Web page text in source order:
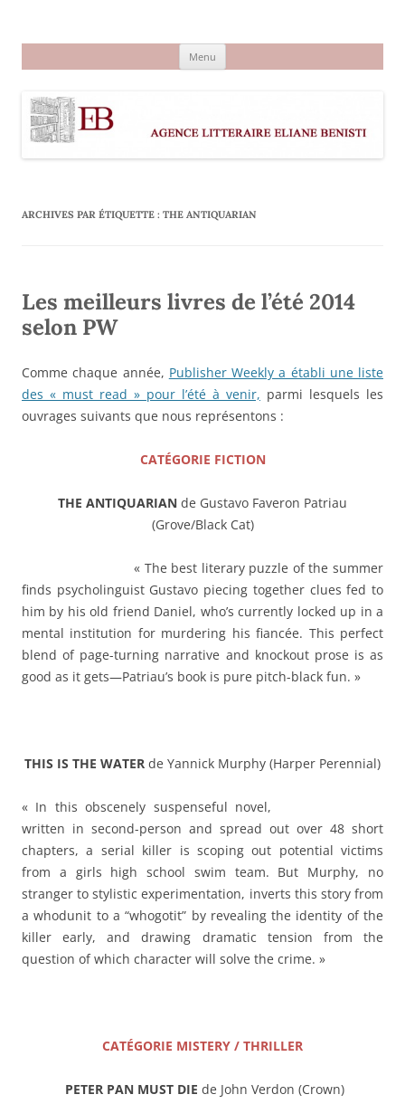
Menu
ARCHIVES PAR ÉTIQUETTE : THE ANTIQUARIAN
Les meilleurs livres de l’été 2014
selon PW
Comme chaque année, Publisher Weekly a établi une liste
des « must read » pour l’été à venir, parmi lesquels les
ouvrages suivants que nous représentons :
CATÉGORIE FICTION
THE ANTIQUARIAN de Gustavo Faveron Patriau
(Grove/Black Cat)
« The best literary puzzle of the summer
finds psycholinguist Gustavo piecing together clues fed to
him by his old friend Daniel, who’s currently locked up in a
mental institution for murdering his fiancée. This perfect
blend of page-turning narrative and knockout prose is as
good as it gets—Patriau’s book is pure pitch-black fun. »
THIS IS THE WATER de Yannick Murphy (Harper Perennial)
« In this obscenely suspenseful novel,
written in second-person and spread out over 48 short
chapters, a serial killer is scoping out potential victims
from a girls high school swim team. But Murphy, no
stranger to stylistic experimentation, inverts this story from
a whodunit to a “whogotit” by revealing the identity of the
killer early, and drawing dramatic tension from the
question of which character will solve the crime. »
CATÉGORIE MISTERY / THRILLER
PETER PAN MUST DIE de John Verdon (Crown)